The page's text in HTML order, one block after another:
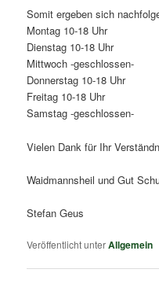
Somit ergeben sich
Montag 10-18 Uhr
Dienstag 10-18 Uhr
Mittwoch -geschlossen-
Donnerstag 10-18 Uhr
Freitag 10-18 Uhr
Samstag -geschlossen-
Vielen Dank für Ihr
Waidmannsheil und Gut
Stefan Geus
Veröffentlicht unterAllgemein